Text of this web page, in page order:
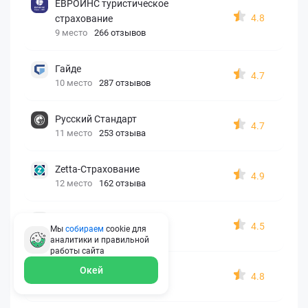
ЕВРОИНС туристическое
страхование
9 место 266 отзывов
4.8
Гайде
10 место 287 отзывов
4.7
Русский Стандарт
11 место 253 отзыва
4.7
Zetta-Страхование
12 место 162 отзыва
4.9
13 место 326 отзывов
4.5
Евроинс
14 место 187 отзывов
4.8
Мы собираем cookie для
аналитики и правильной
работы сайта
Окей